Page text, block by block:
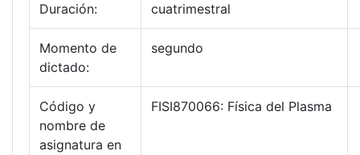
Duración: cuatrimestral
Momento de
dictado:
segundo
Código y
nombre de
asignatura en
FISI870066: Física del Plasma